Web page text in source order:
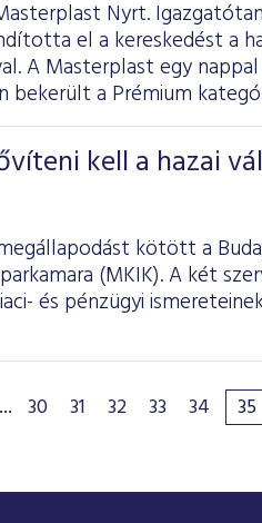
Nyrt.
el a kereskedést a
A Masterplast egy
bekerült a Prémium
kell a hazai
kötött a
(MKIK). A két
és pénzügyi
... 30 31 32 33 34 35